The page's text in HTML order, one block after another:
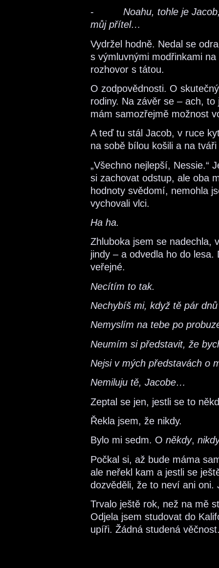
- Noahu, tohle je
můj přítel…
Vydržel hodně. Nedal se
s výmluvnými modřinkami
rozhovor s tátou.
O zodpovědnosti. O
rodiny. Na závěr se – ach,
mám samozřejmě možnost
A teď tu stál Jacob, v ruce
na sobě bílou košili a na
„Všechno nejlepší, Nessie.“
si zachovat odstup, ale oba
hodnoty svědomí, nemohla
vychovali vlci.
Ha ha.
Zhluboka jsem se nadechla,
jindy – a odvedla ho do
veřejné.
Necítím to tak.
Nechybíš mi, když tě pár
Nemyslím na tebe po
Neumím si představit, že
Nejsi v mých představách o
Nemiluju tě, Jacobe…
Zeptal se jen, jestli se to
Řekla jsem, že nikdy.
Bylo mi sedm. O někdy,
Počkal si, až bude máma
ale neřekl kam a jestli se
dozvěděli, že to neví ani oni.
Trvalo ještě rok, než na mě
Odjela jsem studovat do
upíři. Žádná studená